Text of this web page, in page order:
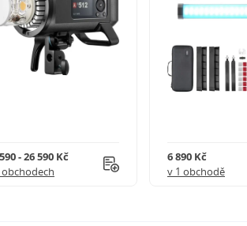
- 26 590 Kč
obchodech
6 890 Kč
v 1 obchodě